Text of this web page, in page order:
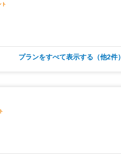
料Wi-Fiあり 無料WiFi 飲料水
プランをすべて表示する（他2件）